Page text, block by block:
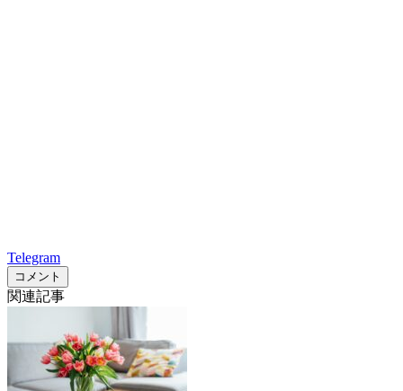
Telegram
コメント
関連記事